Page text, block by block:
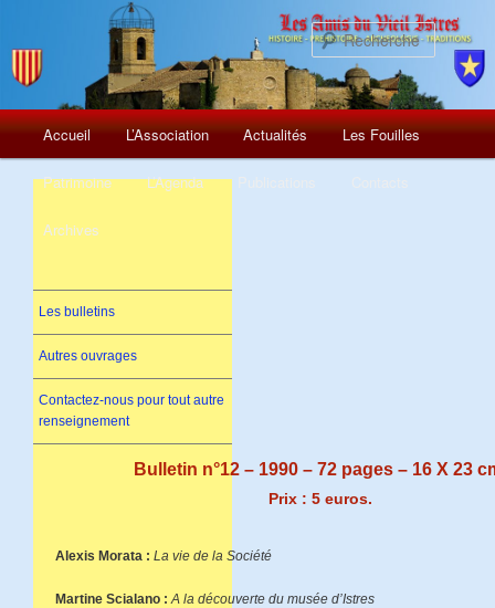
Menu
principal
Aller
au
Accueil L’Association Actualités Les Fouilles
Patrimoine L’Agenda
Archives
Les bulletins
Autres ouvrages
Contactez-nous pour tout autre
renseignement
Bulletin n°12 – 1990 – 72 pages – 16 X 23
Prix : 5 euros.
Alexis Morata : La vie de la Société
Martine Scialano : A la découverte du musée d’Istres